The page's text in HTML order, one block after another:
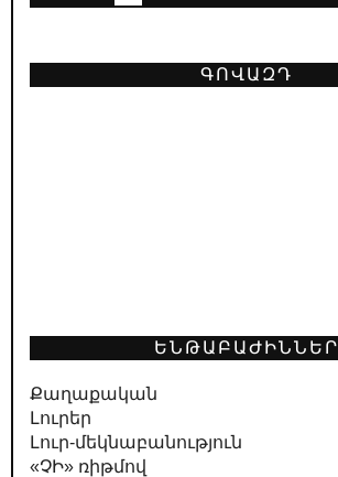
ԳՈՎԱԶԴ
ԵՆԹԱԲԱԺԻՆՆԵՐ
Քաղաքական
Լուրեր
Լուր-մեկնաբանություն
«ՉԻ» ռիթմով